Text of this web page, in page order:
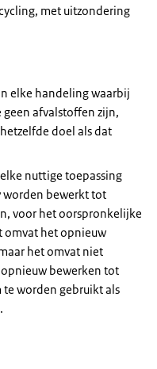
met uitzondering
elke handeling waarbij
afvalstoffen zijn,
doel als dat
nuttige toepassing
bewerkt tot
voor het oorspronkelijke
omvat het opnieuw
het omvat niet
bewerken tot
worden gebruikt als